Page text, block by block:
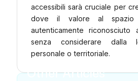
accessibili sarà cruciale per
dove il valore al spazio
autenticamente riconosciuto
senza considerare dalla
personale o territoriale.
Other Articles